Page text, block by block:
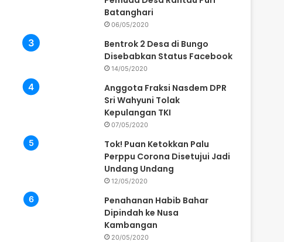
Batanghari
06/05/2020
Bentrok 2 Desa di Bungo
Disebabkan Status Facebook
14/05/2020
Anggota Fraksi Nasdem DPR
Sri Wahyuni Tolak
Kepulangan TKI
07/05/2020
Tok! Puan Ketokkan Palu
Perppu Corona Disetujui Jadi
Undang Undang
12/05/2020
Penahanan Habib Bahar
Dipindah ke Nusa
Kambangan
20/05/2020